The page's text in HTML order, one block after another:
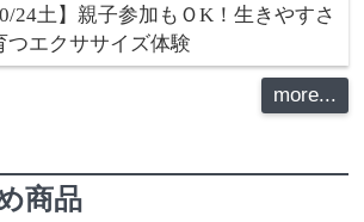
24土】親子参加もＯK！生きやすさ
つエクササイズ体験
more...
商品